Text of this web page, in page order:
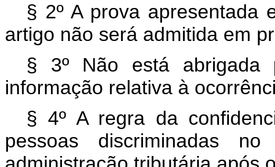
§ 2º A prova apresentada
artigo não será admitida em
§ 3º Não está abrigada
informação relativa à
§ 4º A regra da
pessoas discriminadas